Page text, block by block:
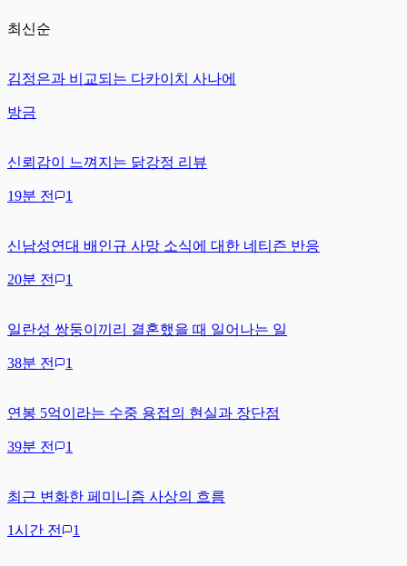
최신순
김정은과 비교되는 다카이치 사나에
방금
신뢰감이 느껴지는 닭강정 리뷰
19분 전 1
신남성연대 배인규 사망 소식에 대한 네티즌 반응
20분 전 1
일란성 쌍둥이끼리 결혼했을 때 일어나는 일
38분 전 1
연봉 5억이라는 수중 용접의 현실과 장단점
39분 전 1
최근 변화한 페미니즘 사상의 흐름
1시간 전 1